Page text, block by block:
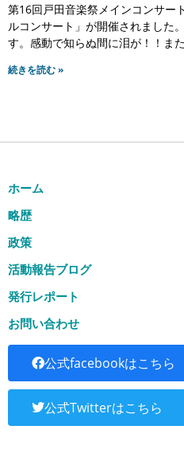
第16回戸田音楽祭メインコンサー
ルコンサート」が開催されました
す。感動で知らぬ間に泪が！！ま
続きを読む »
ホーム
略歴
政策
活動報告ブログ
発行レポート
お問い合わせ
公式facebookはこちら
公式Twitterはこちら